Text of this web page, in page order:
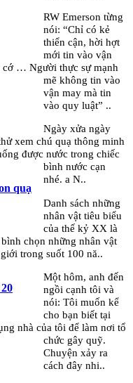
RW Emerson từng
nói: “Chỉ có kẻ
thiển cận, hời hợt
mới tin vào vận
cớ … Người thực sự mạnh
mẽ không tin vào
vận may mà tin
vào quy luật” ..
quạ
Ngày xửa ngày
xem chú quạ thông minh
được nước trong chiếc
bình nước cạn
nhé. a N..
Danh sách những
nhân vật tiêu biểu
của thế kỷ XX là
chọn những nhân vật
trong suốt 100 nă..
Một hôm, anh đến
ngồi cạnh tôi và
nói: Tôi muốn kể
cho bạn biết tại
nhà của tôi để làm nơi tổ
chức gây quỹ.
Chuyện xảy ra
cách đây nhi..